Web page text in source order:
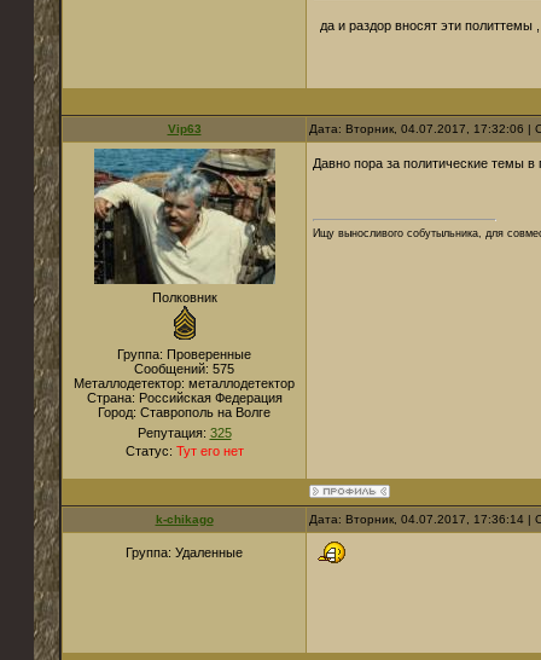
да и раздор вносят эти
Vip63 Дата: Вторник, 04.07.2017, 17:32:06
Полковник
Группа: Проверенные
Сообщений: 575
Металлодетектор: металлодетектор
Страна: Российская Федерация
Город: Ставрополь на Волге
Репутация: 325
Статус: Тут его нет
Давно пора за политические темы
Ищу выносливого собутыльника, для
k-chikago Дата: Вторник, 04.07.2017, 17:36:14
Группа: Удаленные